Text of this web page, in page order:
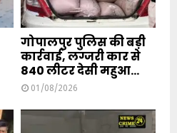
गोपालपुर पुलिस की बड़ी
कार्रवाई, लग्जरी कार से
840 लीटर देसी महुआ...
01/08/2026